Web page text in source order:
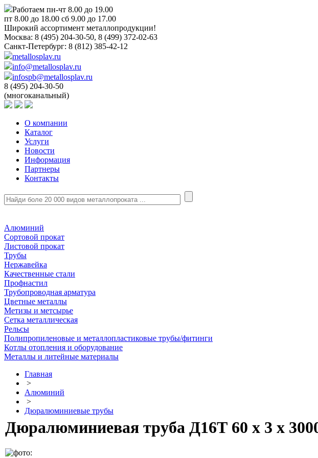
Работаем пн-чт 8.00 до 19.00
пт 8.00 до 18.00 сб 9.00 до 17.00
Широкий ассортимент металлопродукции!
Москва: 8 (495) 204-30-50, 8 (499) 372-02-63
Санкт-Петербург: 8 (812) 385-42-12
metallosplav.ru
info@metallosplav.ru
infospb@metallosplav.ru
8 (495) 204-30-50
(многоканальный)
О компании
Каталог
Услуги
Новости
Информация
Партнеры
Контакты
Алюминий
Сортовой прокат
Листовой прокат
Трубы
Нержавейка
Качественные стали
Профнастил
Трубопроводная арматура
Цветные металлы
Метизы и метсырье
Сетка металлическая
Рельсы
Полипропиленовые и металлопластиковые трубы/фитинги
Котлы отопления и оборудование
Металлы и литейные материалы
Главная
>
Алюминий
>
Дюралюминиевые трубы
Дюралюминиевая труба Д16Т 60 х 3 х